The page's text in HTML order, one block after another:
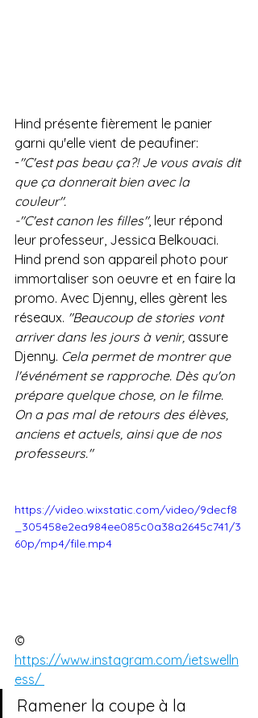
Hind présente fièrement le panier
garni qu'elle vient de peaufiner:
-"C'est pas beau ça?! Je vous avais dit
que ça donnerait bien avec la
couleur".
-"C'est canon les filles", leur répond
leur professeur, Jessica Belkouaci.
Hind prend son appareil photo pour
immortaliser son oeuvre et en faire la
promo. Avec Djenny, elles gèrent les
réseaux. "Beaucoup de stories vont
arriver dans les jours à venir, assure
Djenny. Cela permet de montrer que
l'événément se rapproche. Dès qu'on
prépare quelque chose, on le filme.
On a pas mal de retours des élèves,
anciens et actuels, ainsi que de nos
professeurs."
https://video.wixstatic.com/video/9decf8
_305458e2ea984ee085c0a38a2645c741/3
60p/mp4/file.mp4
©
https://www.instagram.com/ietswelln
ess/
Ramener la coupe à la